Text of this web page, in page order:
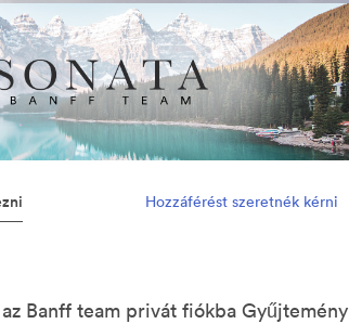
Hozzáférést szeretnék kérni
Banff team privát fiókba Gyűjtemény